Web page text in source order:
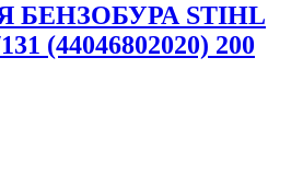
STIHL
(44046802020) 200